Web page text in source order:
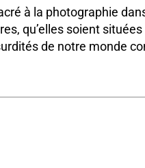
à la photographie
qu’elles soient
de notre monde